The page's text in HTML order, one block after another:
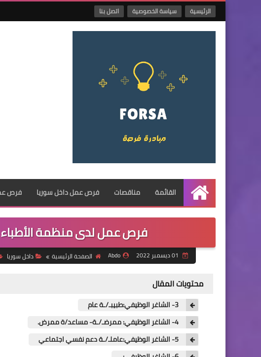
الرئيسية سياسة الخصوصية اتصل بنا
الرئيسية
القائمة مناقصات فرص عمل داخل سوريا فرص
فرص عمل لدى منظمة
Abdo الصفحة الرئيسية داخل سوريا
محتويات المقال
3- الشاغر الوظيفي:طبيبـ/ـة عام
4- الشاغر الوظيفي: ممرضـ/ـة- مساعد/ة ممرض.
5- الشاغر الوظيفي:عاملـ/ـة دعم نفسي اجتماعي